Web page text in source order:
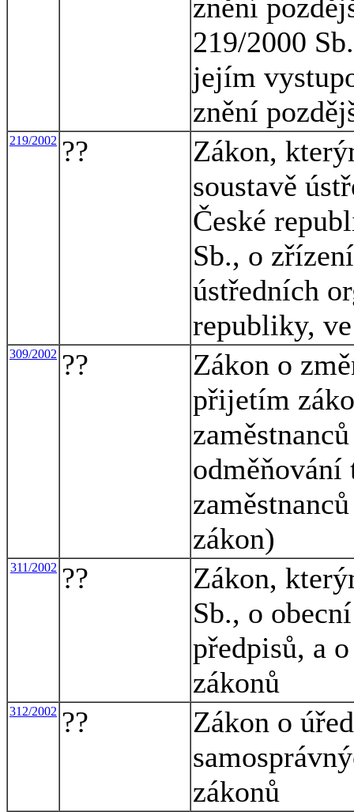
znění
219/2000
jejím
znění
219/2002 ??
Zákon,
soustavě
České
Sb., o
ústředních
republiky,
309/2002 ??
Zákon o
přijetím
odměňování
zákon)
311/2002 ??
Zákon,
Sb., o
předpisů, a
zákonů
312/2002 ??
Zákon o
zákonů